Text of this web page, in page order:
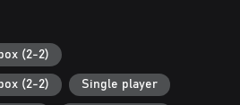
cómo jugar.
(2-2)
(2-2) Single player